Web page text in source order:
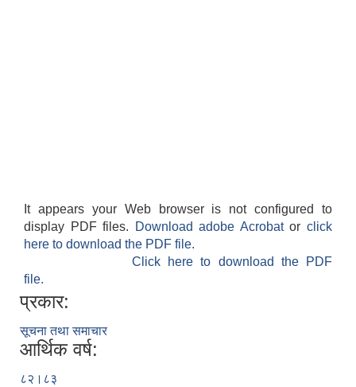
It appears your Web browser is not configured to
display PDF files.
Download adobe Acrobatorclick
here to download the PDF file.
Click here to download the PDF
file.
प्रकार:
सूचना तथा समाचार
आर्थिक वर्ष:
८२।८३